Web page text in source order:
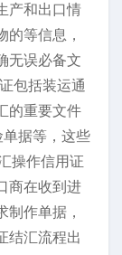
产和出口情
等信息，
无误必备文
包括装运通
的重要文件
单据等，这些
操作信用证
商在收到进
作单据，
结汇流程出